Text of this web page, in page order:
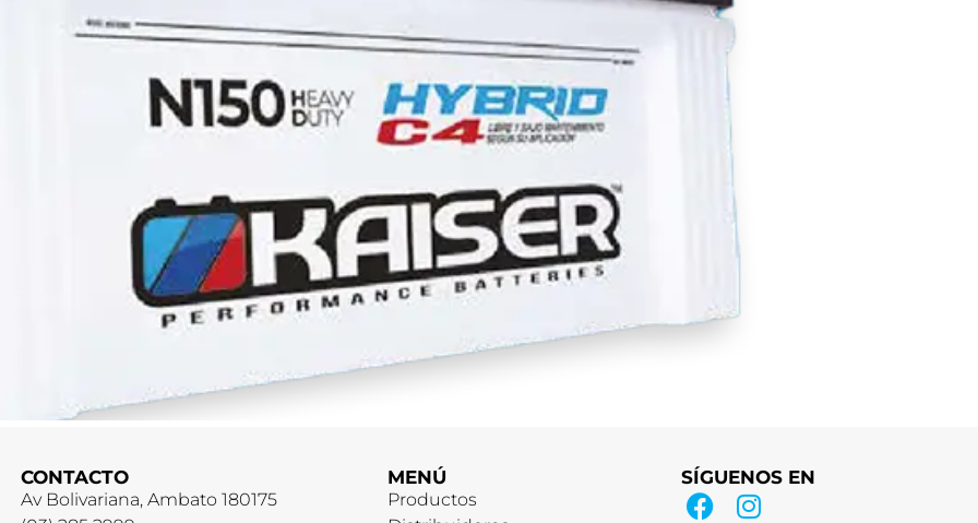
CONTACTO
Av Bolivariana, Ambato 180175
MENÚ
Productos
SÍGUENOS EN